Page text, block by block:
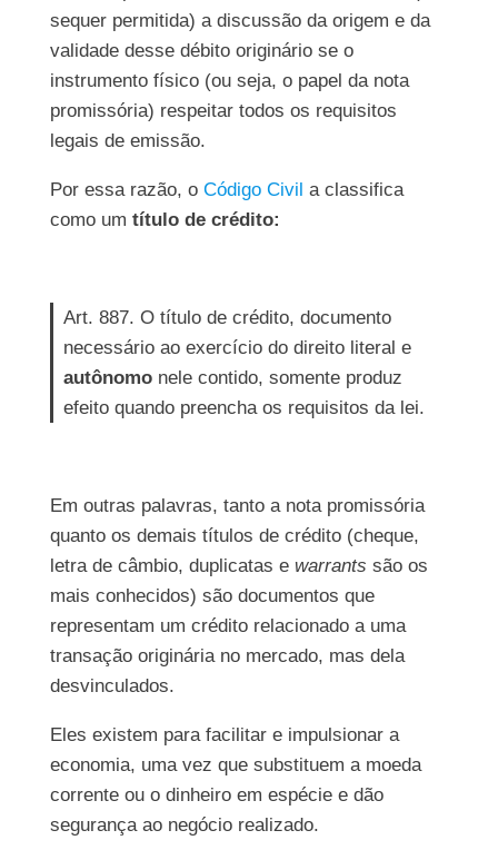
sequer permitida) a discussão da origem e da
validade desse débito originário se o
instrumento físico (ou seja, o papel da nota
promissória) respeitar todos os requisitos
legais de emissão.
Por essa razão, o Código Civil a classifica
como um título de crédito:
Art. 887. O título de crédito, documento
necessário ao exercício do direito literal e
autônomo nele contido, somente produz
efeito quando preencha os requisitos da lei.
Em outras palavras, tanto a nota promissória
quanto os demais títulos de crédito (cheque,
letra de câmbio, duplicatas e warrants são os
mais conhecidos) são documentos que
representam um crédito relacionado a uma
transação originária no mercado, mas dela
desvinculados.
Eles existem para facilitar e impulsionar a
economia, uma vez que substituem a moeda
corrente ou o dinheiro em espécie e dão
segurança ao negócio realizado.